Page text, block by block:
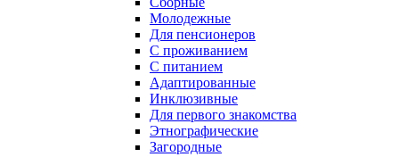
Молодежные
Для пенсионеров
С проживанием
С питанием
Адаптированные
Инклюзивные
Для первого знакомства
Этнографические
Загородные